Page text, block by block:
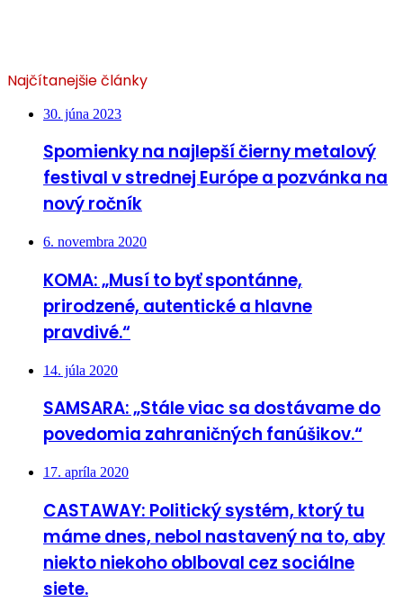
Najčítanejšie články
30. júna 2023
Spomienky na najlepší čierny metalový
festival v strednej Európe a pozvánka na
nový ročník
6. novembra 2020
KOMA: „Musí to byť spontánne,
prirodzené, autentické a hlavne
pravdivé.“
14. júla 2020
SAMSARA: „Stále viac sa dostávame do
povedomia zahraničných fanúšikov.“
17. apríla 2020
CASTAWAY: Politický systém, ktorý tu
máme dnes, nebol nastavený na to, aby
niekto niekoho oblboval cez sociálne
siete.